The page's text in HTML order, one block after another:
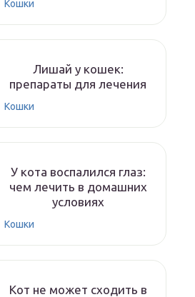
Кошки
Лишай у кошек:
препараты для лечения
Кошки
У кота воспалился глаз:
чем лечить в домашних
условиях
Кошки
Кот не может сходить в